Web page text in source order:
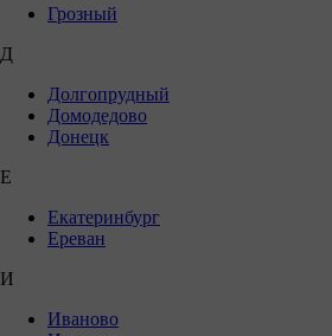
Грозный
Д
Долгопрудный
Домодедово
Донецк
Е
Екатеринбург
Ереван
И
Иваново